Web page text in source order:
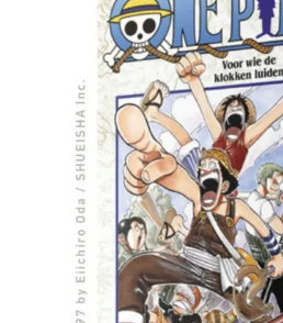
GRAPHIC NOVELS
MANGA
COMICS
TOP-10